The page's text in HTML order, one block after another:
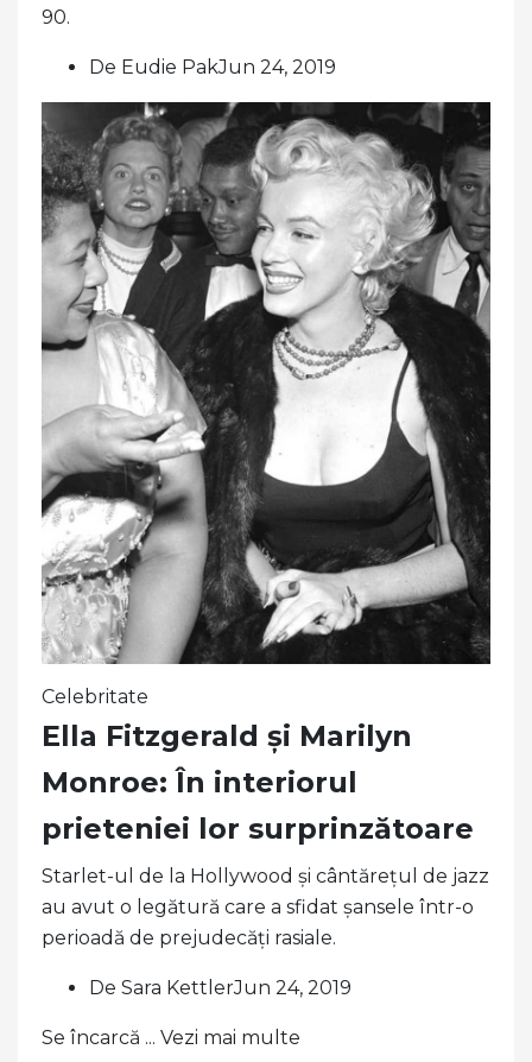
90.
De Eudie PakJun 24, 2019
Celebritate
Ella Fitzgerald și Marilyn
Monroe: În interiorul
prieteniei lor surprinzătoare
Starlet-ul de la Hollywood și cântărețul de jazz
au avut o legătură care a sfidat șansele într-o
perioadă de prejudecăți rasiale.
De Sara KettlerJun 24, 2019
Se încarcă ... Vezi mai multe